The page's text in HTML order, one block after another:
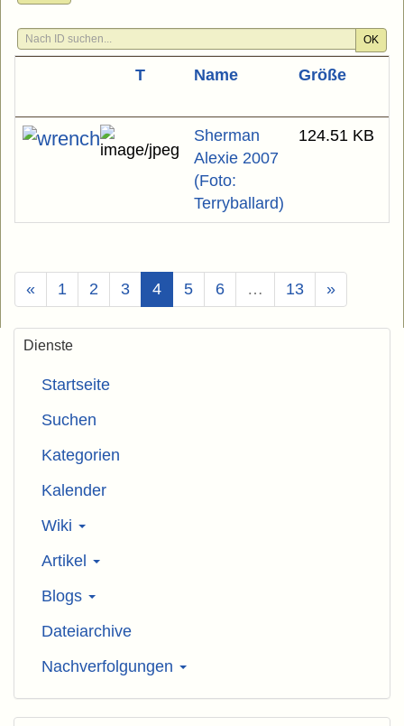
OK
T Name Größe
Sherman
Alexie 2007
(Foto:
Terryballard)
124.51 KB
« 1 2 3 4(Aktuell)
5 6 … 13 »
Dienste
Startseite
Suchen
Kategorien
Kalender
Wiki
Artikel
Blogs
Dateiarchive
Nachverfolgungen